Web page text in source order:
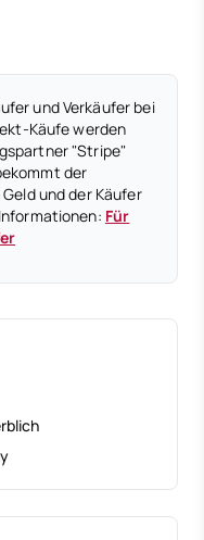
und Verkäufer bei
Käufe werden
"Stripe"
der
und der Käufer
Für